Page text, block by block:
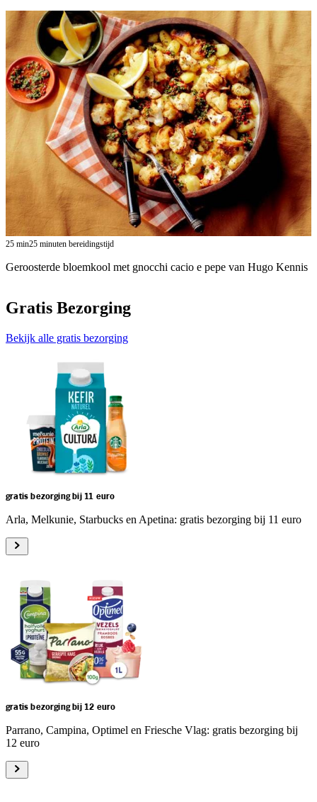
25 min25 minuten bereidingstijd
Geroosterde bloemkool met gnocchi cacio e pepe van Hugo Kennis
Gratis Bezorging
Bekijk alle gratis bezorging
gratis bezorging bij 11 euro
Arla, Melkunie, Starbucks en Apetina: gratis bezorging bij 11 euro
gratis bezorging bij 12 euro
Parrano, Campina, Optimel en Friesche Vlag: gratis bezorging bij
12 euro